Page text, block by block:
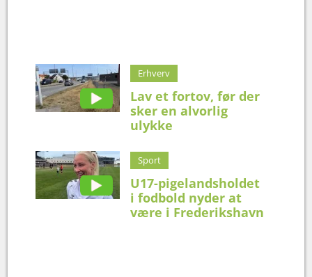
Erhverv
Lav et fortov, før der
sker en alvorlig
ulykke
Sport
U17-pigelandsholdet
i fodbold nyder at
være i Frederikshavn